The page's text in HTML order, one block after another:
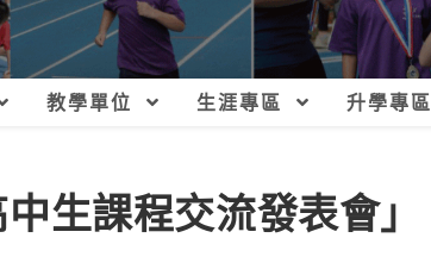
教學單位 生涯專區 升學專區
生課程交流發表會」